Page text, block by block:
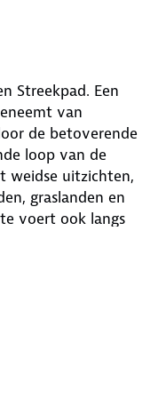
Streekpad. Een
van
de betoverende
loop van de
weidse uitzichten,
graslanden en
voert ook langs
aan waar
voormalige
diepte. In de
voor een kort